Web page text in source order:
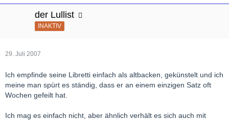
der Lullist
INAKTIV
29. Juli 2007
Ich empfinde seine Libretti einfach als altbacken, gekünstelt und ich
meine man spürt es ständig, dass er an einem einzigen Satz oft
Wochen gefeilt hat.
Ich mag es einfach nicht, aber ähnlich verhält es sich auch mit